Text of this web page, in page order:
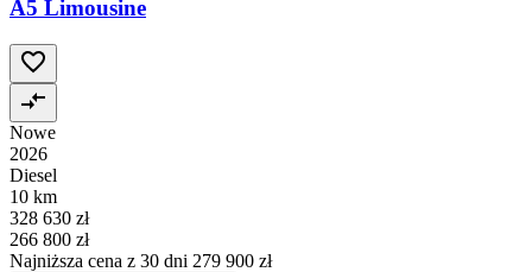
A5 Limousine
Nowe
2026
Diesel
10 km
328 630 zł
266 800 zł
Najniższa cena z 30 dni 279 900 zł